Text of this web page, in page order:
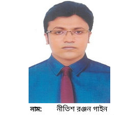
নাম: নীতিশ রঞ্জন গাইন